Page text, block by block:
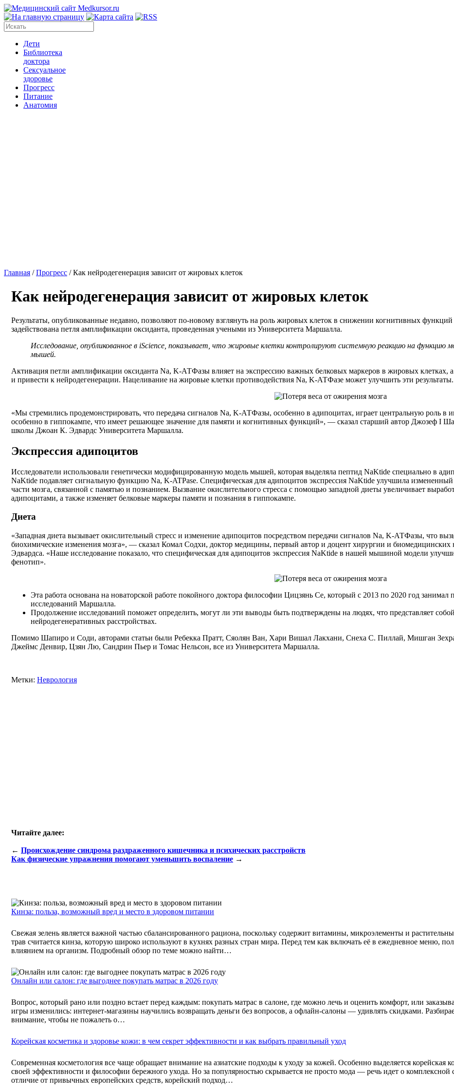
Дети
Библиотека
доктора
Сексуальное
здоровье
Прогресс
Питание
Анатомия
Главная /Прогресс /Как нейродегенерация зависит от жировых клеток
Как нейродегенерация зависит от жировых клеток
Результаты, опубликованные недавно, позволяют по-новому взглянуть на роль жировых клеток в снижении когнитивных
задействована петля амплификации оксиданта, проведенная учеными из Университета Маршалла.
Исследование, опубликованное в iScience, показывает, что жировые клетки контролируют системную реакцию на функцию
мышей.
Активация петли амплификации оксиданта Na, K-АТФазы влияет на экспрессию важных белковых маркеров в жировых клетках,
и привести к нейродегенерации. Нацеливание на жировые клетки противодействия Na, K-АТФазе может улучшить эти результаты.
«Мы стремились продемонстрировать, что передача сигналов Na, K-АТФазы, особенно в адипоцитах, играет центральную роль в
особенно в гиппокампе, что имеет решающее значение для памяти и когнитивных функций», — сказал старший автор Джозеф I
школы Джоан К. Эдвардс Университета Маршалла.
Экспрессия адипоцитов
Исследователи использовали генетически модифицированную модель мышей, которая выделяла пептид NaKtide специально в
NaKtide подавляет сигнальную функцию Na, K-ATPase. Специфическая для адипоцитов экспрессия NaKtide улучшила
части мозга, связанной с памятью и познанием. Вызвание окислительного стресса с помощью западной диеты увеличивает
адипоцитами, а также изменяет белковые маркеры памяти и познания в гиппокампе.
Диета
«Западная диета вызывает окислительный стресс и изменение адипоцитов посредством передачи сигналов Na, K-АТФазы, что
биохимические изменения мозга», — сказал Комал Содхи, доктор медицины, первый автор и доцент хирургии и
Эдвардса. «Наше исследование показало, что специфическая для адипоцитов экспрессия NaKtide в нашей мышиной модели
фенотип».
Эта работа основана на новаторской работе покойного доктора философии Цицзянь Се, который с 2013 по 2020 год
исследований Маршалла.
Продолжение исследований поможет определить, могут ли эти выводы быть подтверждены на людях, что представляет
нейродегенеративных расстройствах.
Помимо Шапиро и Соди, авторами статьи были Ребекка Пратт, Сяолян Ван, Хари Вишал Лакхани, Снеха С. Пиллай, Мишган
Джеймс Денвир, Цзян Лю, Сандрин Пьер и Томас Нельсон, все из Университета Маршалла.
Метки: Неврология
Читайте далее:
← Происхождение синдрома раздраженного кишечника и психических расстройств
Как физические упражнения помогают уменьшить воспаление →
Кинза: польза, возможный вред и место в здоровом питании
Свежая зелень является важной частью сбалансированного рациона, поскольку содержит витамины, микроэлементы и
трав считается кинза, которую широко используют в кухнях разных стран мира. Перед тем как включать её в ежедневное меню,
влиянием на организм. Подробный обзор по теме можно найти…
Онлайн или салон: где выгоднее покупать матрас в 2026 году
Вопрос, который рано или поздно встает перед каждым: покупать матрас в салоне, где можно лечь и оценить комфорт, или
игры изменились: интернет-магазины научились возвращать деньги без вопросов, а офлайн-салоны — удивлять скидками.
внимание, чтобы не пожалеть о…
Корейская косметика и здоровье кожи: в чем секрет эффективности и как выбрать правильный уход
Современная косметология все чаще обращает внимание на азиатские подходы к уходу за кожей. Особенно выделяется корейская
своей эффективности и философии бережного ухода. Но за популярностью скрывается не просто мода — речь идет о комплексной
отличие от привычных европейских средств, корейский подход…